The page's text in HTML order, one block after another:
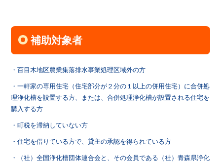
補助対象者
・百目木地区農業集落排水事業処理区域外の方
・一軒家の専用住宅（住宅部分が２分の１以上の併用住宅）に合併処
理浄化槽を設置する方、または、合併処理浄化槽が設置される住宅を
購入する方
・町税を滞納していない方
・住宅を借りている方で、貸主の承認を得られている方
・（社）全国浄化槽団体連合会と、その会員である（社）青森県浄化